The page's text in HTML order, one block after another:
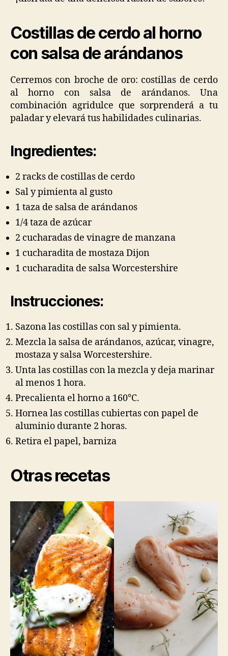
Costillas de cerdo al horno
con salsa de arándanos
Cerremos con broche de oro: costillas de cerdo
al horno con salsa de arándanos. Una
combinación agridulce que sorprenderá a tu
paladar y elevará tus habilidades culinarias.
Ingredientes:
2 racks de costillas de cerdo
Sal y pimienta al gusto
1 taza de salsa de arándanos
1/4 taza de azúcar
2 cucharadas de vinagre de manzana
1 cucharadita de mostaza Dijon
1 cucharadita de salsa Worcestershire
Instrucciones:
Sazona las costillas con sal y pimienta.
Mezcla la salsa de arándanos, azúcar, vinagre,
mostaza y salsa Worcestershire.
Unta las costillas con la mezcla y deja marinar
al menos 1 hora.
Precalienta el horno a 160°C.
Hornea las costillas cubiertas con papel de
aluminio durante 2 horas.
Retira el papel, barniza
Otras recetas